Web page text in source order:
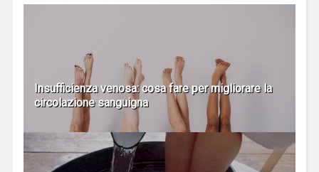
Insufficienza venosa: cosa fare per migliorare la
circolazione sanguigna